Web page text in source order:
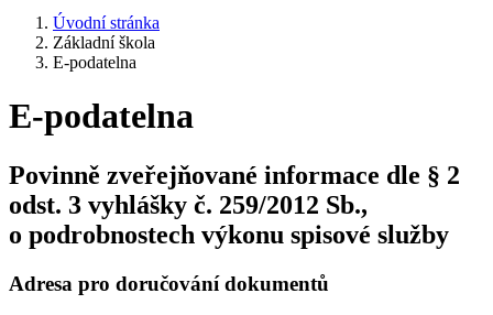
Úvodní stránka
Základní škola
E-podatelna
E-podatelna
Povinně zveřejňované informace dle § 2
odst. 3 vyhlášky č. 259/2012 Sb.,
o podrobnostech výkonu spisové služby
Adresa pro doručování dokumentů